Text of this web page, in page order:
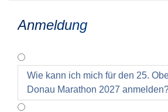
Anmeldung
Wie kann ich mich für den 25.
Donau Marathon 2027